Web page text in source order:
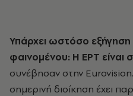
Υπάρχει ωστόσο
φαινομένου: Η ΕΡΤ είναι
συνέβησαν στην Eurovision.
σημερινή διοίκηση έχει